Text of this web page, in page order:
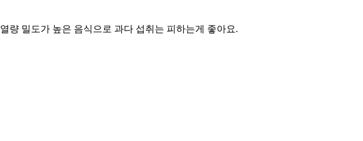
열량 밀도가 높은 음식으로 과다 섭취는 피하는게 좋아요.